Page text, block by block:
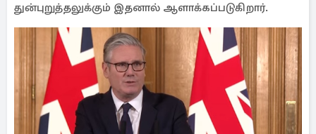
துன்புறுத்தலுக்கும் இதனால் ஆளாக்கப்படுகிறார்.